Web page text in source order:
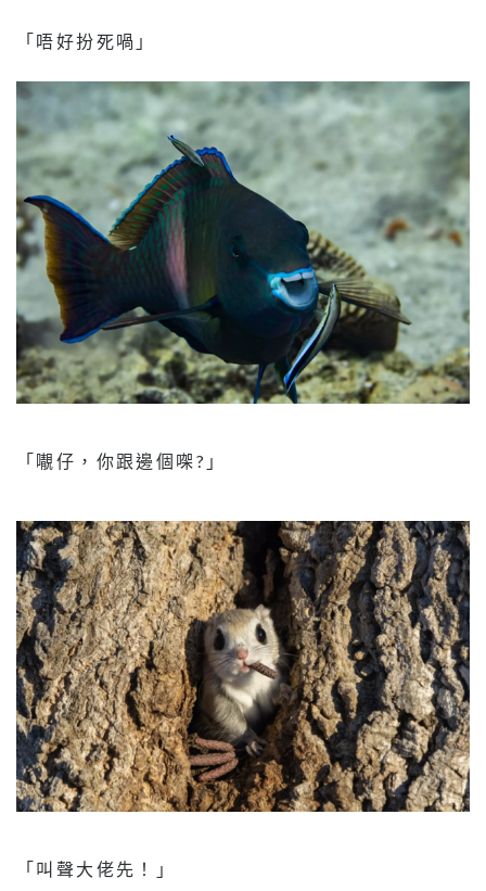
「唔好扮死喎」
「𡃁仔，你跟邊個㗎?」
「叫聲大佬先！」